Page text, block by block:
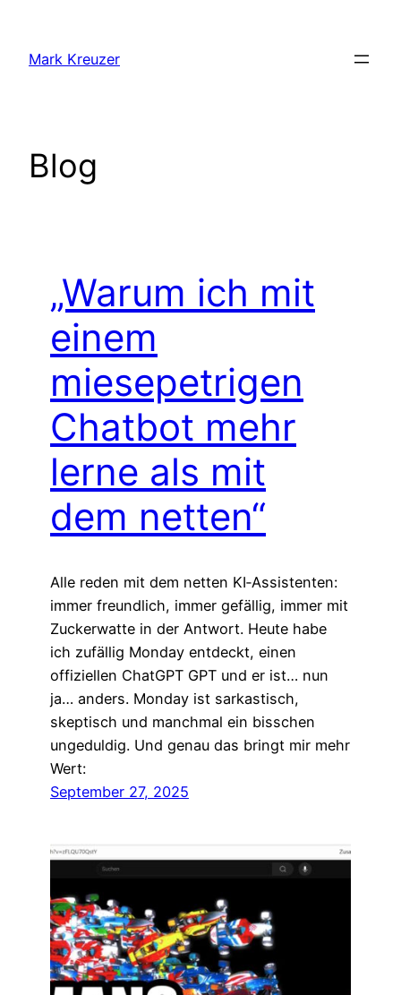
springen
Mark Kreuzer
Blog
„Warum ich mit
einem
miesepetrigen
Chatbot mehr
lerne als mit
dem netten“
Alle reden mit dem netten KI‑Assistenten:
immer freundlich, immer gefällig, immer mit
Zuckerwatte in der Antwort. Heute habe
ich zufällig Monday entdeckt, einen
offiziellen ChatGPT GPT und er ist… nun
ja… anders. Monday ist sarkastisch,
skeptisch und manchmal ein bisschen
ungeduldig. Und genau das bringt mir mehr
Wert:
September 27, 2025